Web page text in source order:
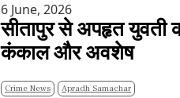
6 June, 2026
सीतापुर से अपहृत युवती
कंकाल और अवशेष
Crime News Apradh Samachar